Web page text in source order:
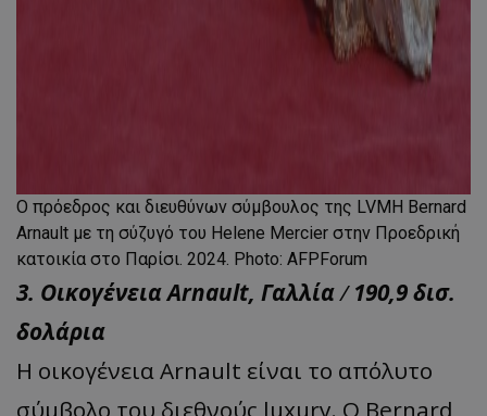
O πρόεδρος και διευθύνων σύμβουλος της LVMH Bernard
Arnault με τη σύζυγό του Helene Mercier στην Προεδρική
κατοικία στο Παρίσι. 2024. Photo: AFPForum
3. Οικογένεια Arnault, Γαλλία/190,9 δισ.
δολάρια
Η οικογένεια Arnault είναι το απόλυτο
σύμβολο του διεθνούς luxury. Ο Bernard